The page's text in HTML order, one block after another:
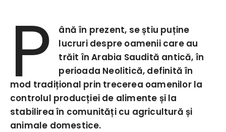
P
ână în prezent, se știu puține
lucruri despre oamenii care au
trăit în Arabia Saudită antică, în
perioada Neolitică, definită în
mod tradițional prin trecerea oamenilor la
controlul producției de alimente și la
stabilirea în comunități cu agricultură și
animale domestice.